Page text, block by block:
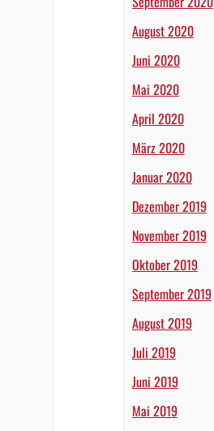
August 2020
Juni 2020
Mai 2020
April 2020
März 2020
Januar 2020
Dezember 2019
November 2019
Oktober 2019
September 2019
August 2019
Juli 2019
Juni 2019
Mai 2019